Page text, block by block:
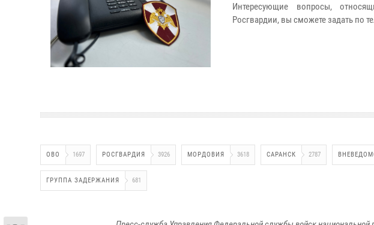
Интересующие вопросы,
Росгвардии, вы сможете задать по
ОВО 1697 РОСГВАРДИЯ 3926 МОРДОВИЯ 3618 САРАНСК 2787
ГРУППА ЗАДЕРЖАНИЯ 681